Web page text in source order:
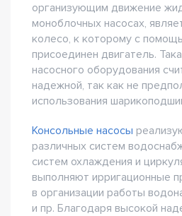
организующим движение
моноблочных насосах,
колесо, к которому с
присоединен двигатель.
насосного оборудования
надежной, так как не
использования
Консольные насосы
различных систем
систем охлаждения и
выполняют ирригационные
в организации работы
и пр. Благодаря высокой